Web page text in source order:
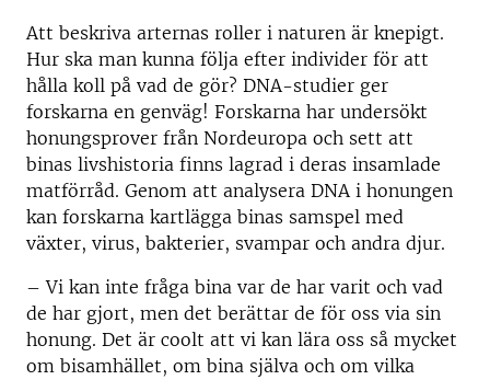
Att beskriva arternas roller i naturen är knepigt.
Hur ska man kunna följa efter individer för att
hålla koll på vad de gör? DNA-studier ger
forskarna en genväg! Forskarna har undersökt
honungsprover från Nordeuropa och sett att
binas livshistoria finns lagrad i deras insamlade
matförråd. Genom att analysera DNA i honungen
kan forskarna kartlägga binas samspel med
växter, virus, bakterier, svampar och andra djur.
– Vi kan inte fråga bina var de har varit och vad
de har gjort, men det berättar de för oss via sin
honung. Det är coolt att vi kan lära oss så mycket
om bisamhället, om bina själva och om vilka